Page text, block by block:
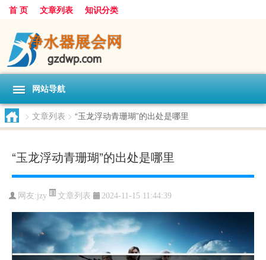
首 页 文章列表 知识分类
网站导航
> 文章列表 > “玉龙浮动青珊瑚”的出处是哪里
“玉龙浮动青珊瑚”的出处是哪里
网友:jzy 文章列表 2024-11-15 11:44:39